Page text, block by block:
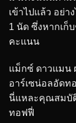
เข้าไปแล้ว อย่า
1 นัด ซึ่งหากเก็
คะแนน
แม็กซ์ ดาวแมน
อาร์เซน่อลอัดท
นี่แหละคุณสมบั
ทอฟฟี่